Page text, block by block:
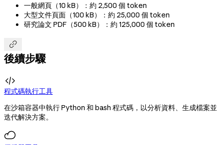
一般網頁（10 kB）：約 2,500 個 token
大型文件頁面（100 kB）：約 25,000 個 token
研究論文 PDF（500 kB）：約 125,000 個 token

後續步驟

程式碼執行工具
在沙箱容器中執行 Python 和 bash 程式碼，以分析資料、生成檔案並
迭代解決方案。